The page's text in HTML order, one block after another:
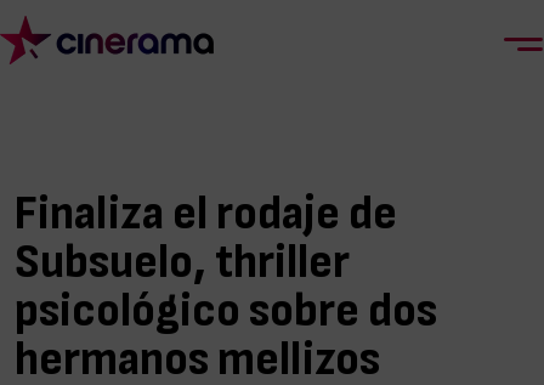
Finaliza el rodaje de
Subsuelo, thriller
psicológico sobre dos
hermanos mellizos